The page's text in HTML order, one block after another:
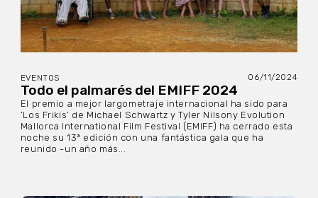
EVENTOS 06/11/2024
Todo el palmarés del EMIFF 2024
El premio a mejor largometraje internacional ha sido para
‘Los Frikis’ de Michael Schwartz y Tyler Nilsony Evolution
Mallorca International Film Festival (EMIFF) ha cerrado esta
noche su 13ª edición con una fantástica gala que ha
reunido -un año más...